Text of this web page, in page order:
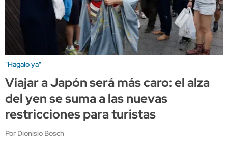
"Hagalo ya"
Viajar a Japón será más caro: el alza
del yen se suma a las nuevas
restricciones para turistas
Por Dionisio Bosch